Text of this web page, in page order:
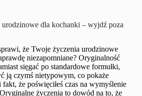
dla kochanki – wyjdź poza
że Twoje życzenia urodzinowe
niezapomniane? Oryginalność
sięgać po standardowe formułki,
ją czymś nietypowym, co pokaże
że poświęciłeś czas na wymyślenie
życzenia to dowód na to, że